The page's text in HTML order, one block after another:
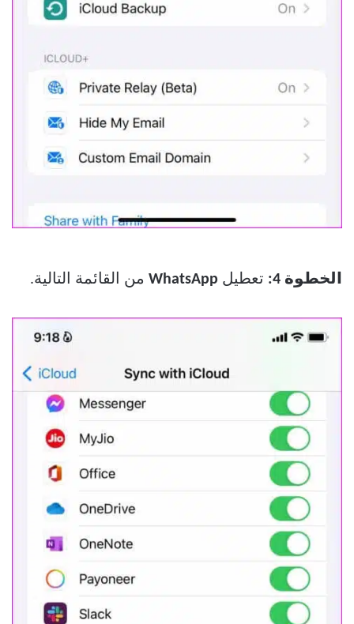
الخطوة 4: تعطيل WhatsApp من القائمة التالية.